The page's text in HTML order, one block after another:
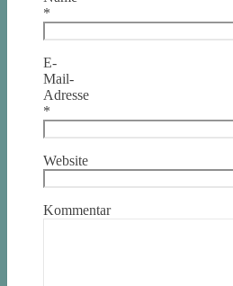
*
E-
Mail-
Adresse
*
Website
Kommentar